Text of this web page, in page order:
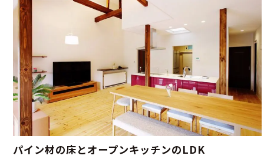
パイン材の床とオープンキッチンのLDK